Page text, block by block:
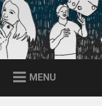
Skip
to
content
Search
MENU